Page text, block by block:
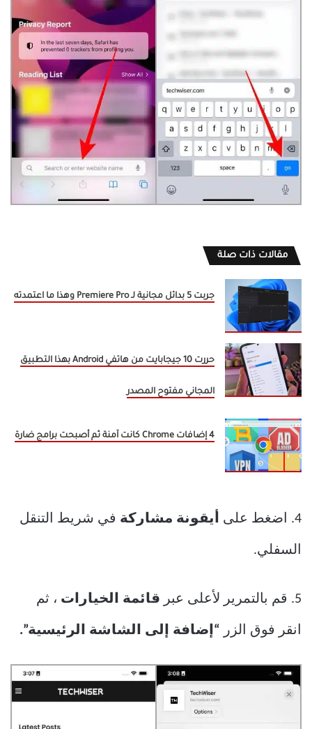
مقالات ذات صلة
جربت 5 بدائل مجانية لـ Premiere Pro وهذا ما اعتمدته
حررت 10 جيجابايت من هاتفي Android بهذا التطبيق
المجاني مفتوح المصدر
4 إضافات Chrome كانت آمنة ثم أصبحت برامج ضارة
4. اضغط على أيقونة مشاركة في شريط التنقل
السفلي.
5. قم بالتمرير لأعلى عبر قائمة الخيارات ، ثم
انقر فوق الزر “إضافة إلى الشاشة الرئيسية”.